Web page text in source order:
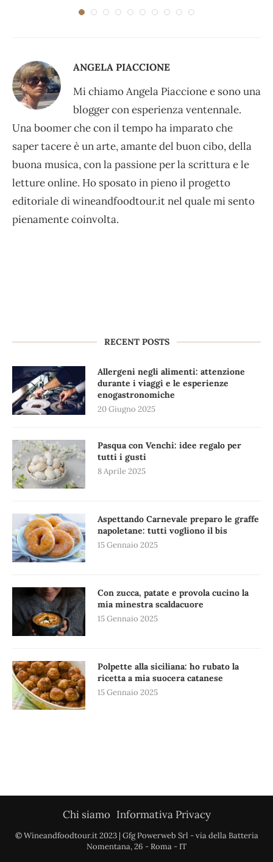
ANGELA PIACCIONE
Mi chiamo Angela Piaccione e sono una
blogger con esperienza ventennale.
Una boomer che con il tempo ha imparato che
saper tacere è un arte, amante del buon cibo, della
buona musica, con la passione per la scrittura e le
letture online. Ho sposato in pieno il progetto
editoriale di wineandfoodtour.it nel quale mi sento
pienamente coinvolta.
RECENT POSTS
Allergeni negli alimenti: attenzione
durante i viaggi e le esperienze
enogastronomiche
20 Giugno 2025
Pasqua con Venchi: idee regalo per
tutti i gusti
8 Aprile 2025
Aspettando Carnevale preparo le graffe
napoletane: tutti vogliono il bis
15 Gennaio 2025
Con zucca, patate e provola cucino la
mia minestra scaldacuore
15 Gennaio 2025
Polpette alla siciliana: ho rubato la
ricetta a mia suocera catanese
15 Gennaio 2025
Chi siamo Informativa Privacy
© Wineandfoodtour.it 2023 | Gfg Powerweb Srl - via della Batteria
Nomentana, 26 - Roma - IT